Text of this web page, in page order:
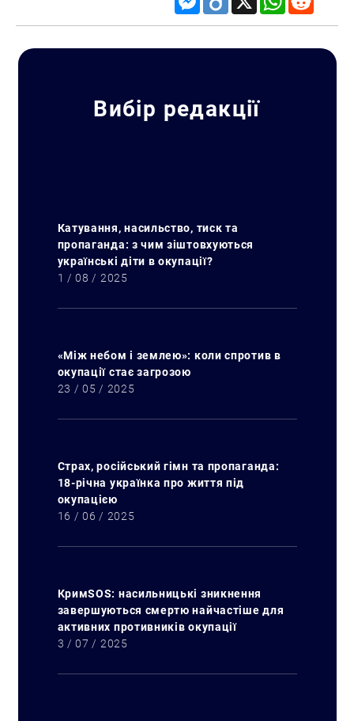
Вибір редакції
Катування, насильство, тиск та
пропаганда: з чим зіштовхуються
українські діти в окупації?
1 / 08 / 2025
«Між небом і землею»: коли спротив в
окупації стає загрозою
23 / 05 / 2025
Страх, російський гімн та пропаганда:
18-річна українка про життя під
окупацією
16 / 06 / 2025
КримSOS: насильницькі зникнення
завершуються смертю найчастіше для
активних противників окупації
3 / 07 / 2025